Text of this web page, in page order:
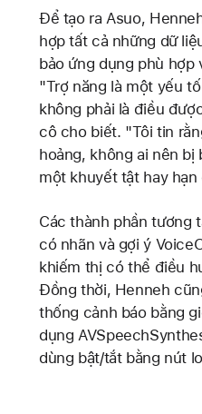
Để tạo ra Asuo,
hợp tất cả những dữ
bảo ứng dụng phù hợp
"Trợ năng là một yếu
không phải là điều
cô cho biết. "Tôi tin
hoảng, không ai nên bị
một khuyết tật hay
Các thành phần tương
có nhãn và gợi ý
khiếm thị có thể điều
Đồng thời, Henneh
thống cảnh báo bằng
dụng
dùng bật/tắt bằng nút